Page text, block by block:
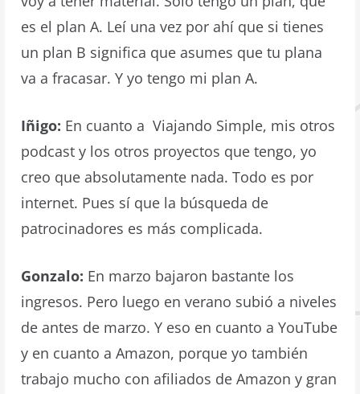
es el plan A. Leí una vez por ahí que si tienes
un plan B significa que asumes que tu plana
va a fracasar. Y yo tengo mi plan A.
Iñigo: En cuanto a Viajando Simple, mis otros
podcast y los otros proyectos que tengo, yo
creo que absolutamente nada. Todo es por
internet. Pues sí que la búsqueda de
patrocinadores es más complicada.
Gonzalo: En marzo bajaron bastante los
ingresos. Pero luego en verano subió a niveles
de antes de marzo. Y eso en cuanto a YouTube
y en cuanto a Amazon, porque yo también
trabajo mucho con afiliados de Amazon y gran